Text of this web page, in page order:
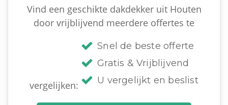
Vind een geschikte dakdekker uit Houten
door vrijblijvend meerdere offertes te
vergelijken:
Snel de beste offerte
Gratis & Vrijblijvend
U vergelijkt en beslist